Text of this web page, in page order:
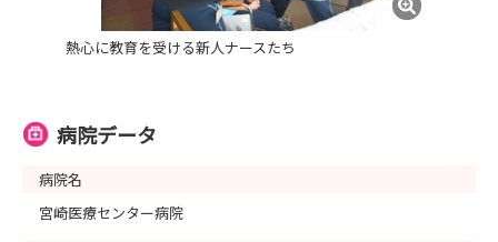
熱心に教育を受ける新人ナースたち
病院データ
病院名
宮崎医療センター病院